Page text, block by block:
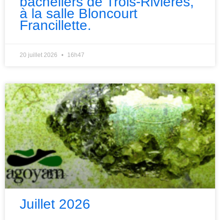
à la salle Bloncourt
Francillette.
20 juillet 2026 16h47
Juillet 2026